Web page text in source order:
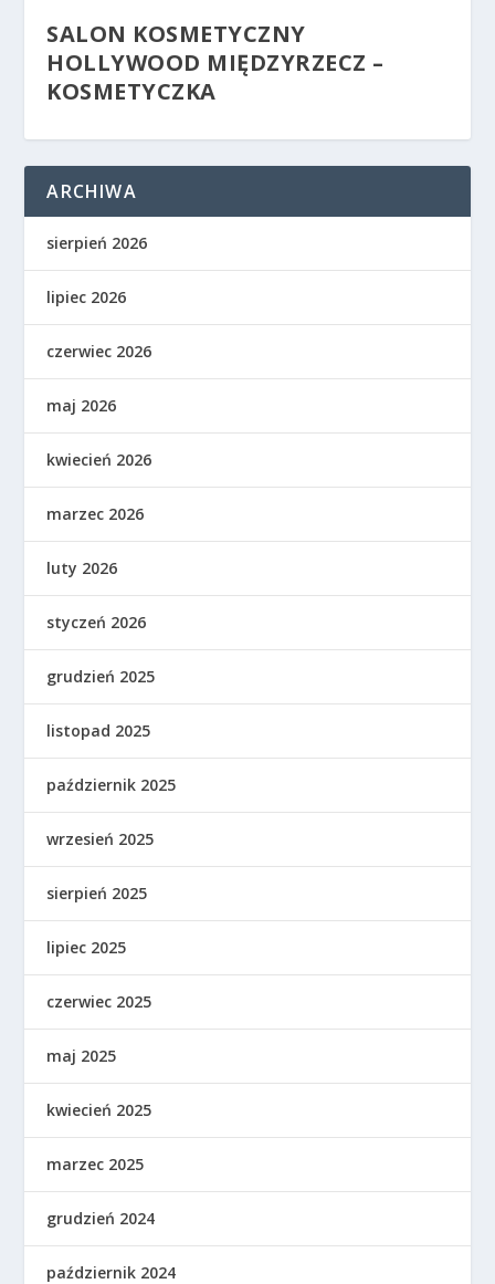
SALON KOSMETYCZNY
HOLLYWOOD MIĘDZYRZECZ –
KOSMETYCZKA
ARCHIWA
sierpień 2026
lipiec 2026
czerwiec 2026
maj 2026
kwiecień 2026
marzec 2026
luty 2026
styczeń 2026
grudzień 2025
listopad 2025
październik 2025
wrzesień 2025
sierpień 2025
lipiec 2025
czerwiec 2025
maj 2025
kwiecień 2025
marzec 2025
grudzień 2024
październik 2024